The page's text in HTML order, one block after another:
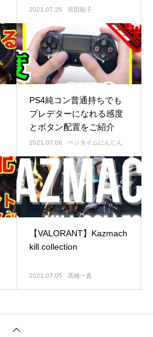
2021.07.25 宮田聡子
PS4純コン普通持ちでも
プレデターになれる感度
とボタン配置をご紹介
2021.07.08 ベジタイムにんじん
【VALORANT】Kazmach
kill collection
2021.07.05 高橋一真